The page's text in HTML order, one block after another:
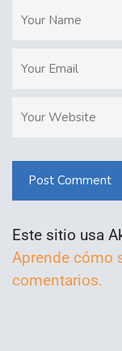
Post Comment
Este sitio usa
Aprende cómo
comentarios.